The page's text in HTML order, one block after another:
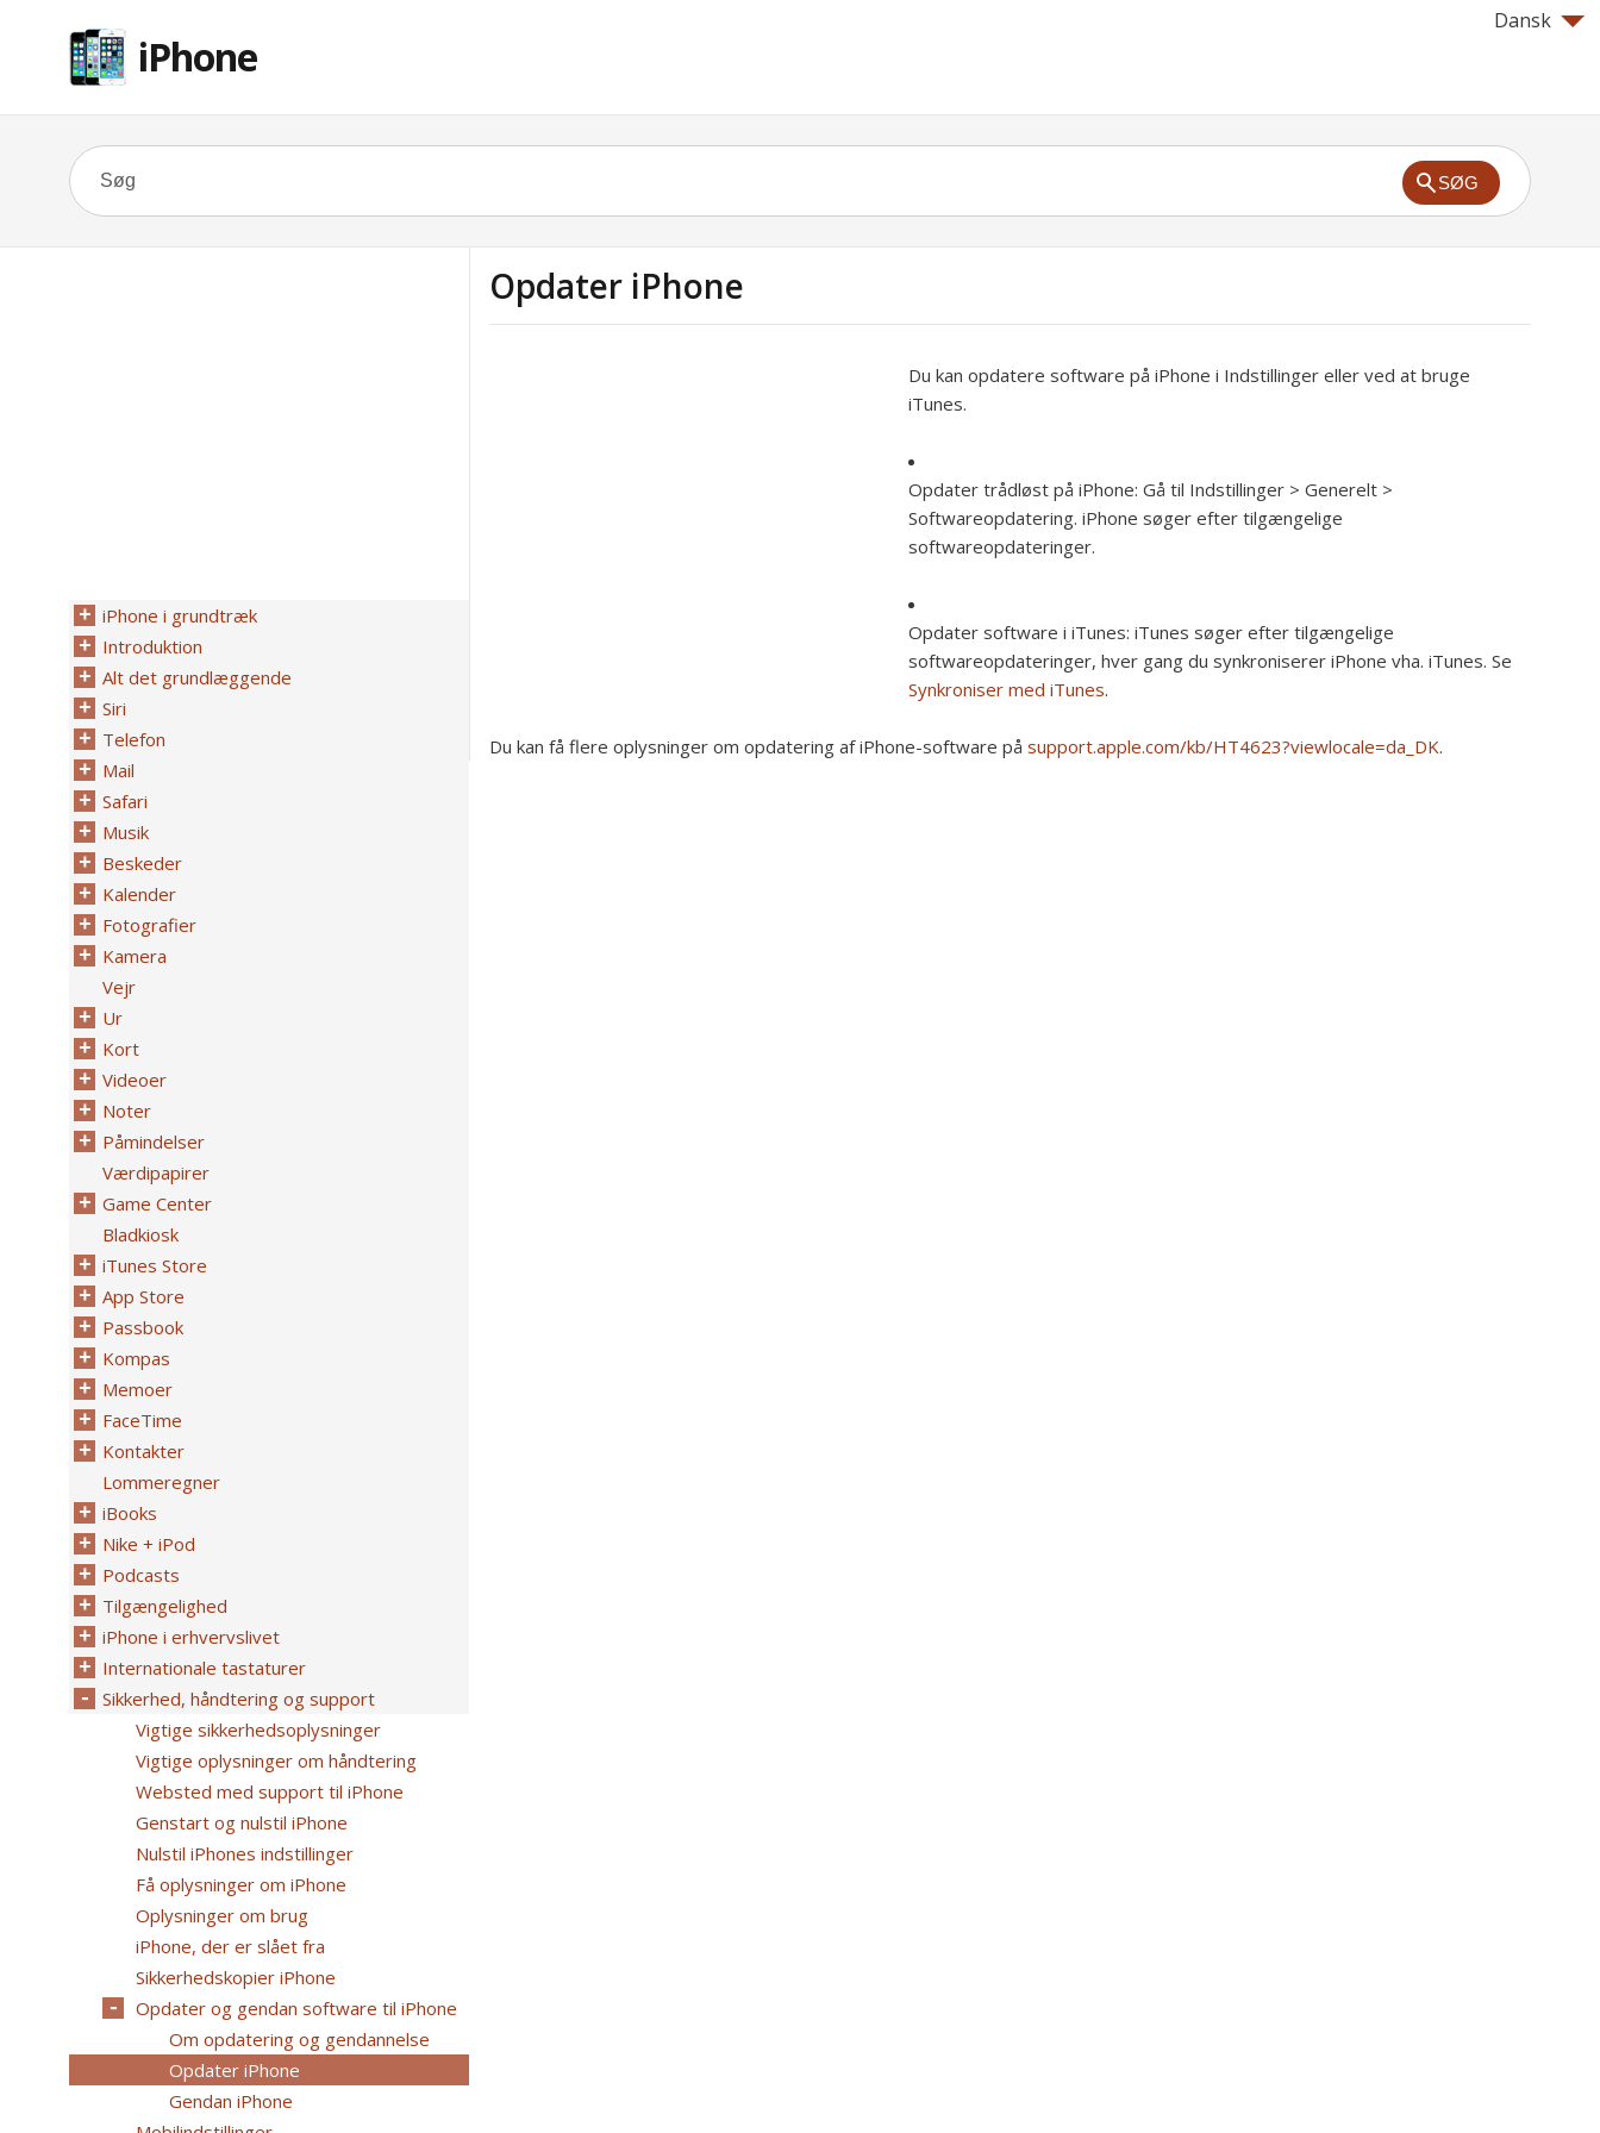
Dansk
iPhone
SØG
Opdater iPhone
Du kan opdatere software på iPhone i Indstillinger eller ved at bruge
iTunes.
Opdater trådløst på iPhone: Gå til Indstillinger > Generelt >
Softwareopdatering. iPhone søger efter tilgængelige
softwareopdateringer.
Opdater software i iTunes: iTunes søger efter tilgængelige
softwareopdateringer, hver gang du synkroniserer iPhone vha. iTunes. Se
Synkroniser med iTunes.
Du kan få flere oplysninger om opdatering af iPhone-software på support.apple.com/kb/HT4623?viewlocale=da_DK.
iPhone i grundtræk
Introduktion
Alt det grundlæggende
Siri
Telefon
Mail
Safari
Musik
Beskeder
Kalender
Fotografier
Kamera
Vejr
Ur
Kort
Videoer
Noter
Påmindelser
Værdipapirer
Game Center
Bladkiosk
iTunes Store
App Store
Passbook
Kompas
Memoer
FaceTime
Kontakter
Lommeregner
iBooks
Nike + iPod
Podcasts
Tilgængelighed
iPhone i erhvervslivet
Internationale tastaturer
Sikkerhed, håndtering og support
Vigtige sikkerhedsoplysninger
Vigtige oplysninger om håndtering
Websted med support til iPhone
Genstart og nulstil iPhone
Nulstil iPhones indstillinger
Få oplysninger om iPhone
Oplysninger om brug
iPhone, der er slået fra
Sikkerhedskopier iPhone
Opdater og gendan software til iPhone
Om opdatering og gendannelse
Opdater iPhone
Gendan iPhone